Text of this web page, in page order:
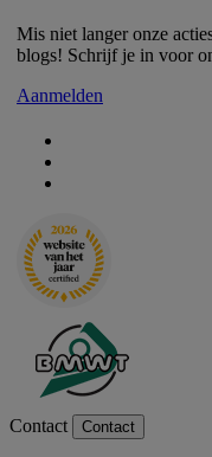
Mis niet langer onze
blogs! Schrijf je in voor
Aanmelden
Contact Contact